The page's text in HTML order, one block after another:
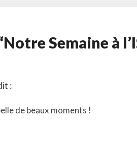
Semaine à
:
de beaux moments !